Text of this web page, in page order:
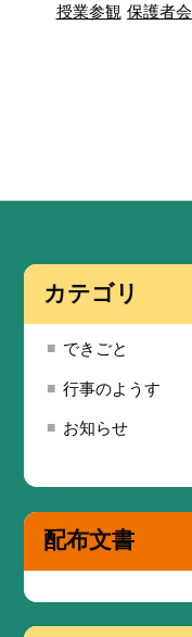
授業参観 保護者会
カテゴリ
できごと
行事のようす
お知らせ
配布文書